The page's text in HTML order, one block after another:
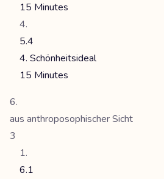
15 Minutes
5.4
4. Schönheitsideal
15 Minutes
aus anthroposophischer Sicht
3
6.1